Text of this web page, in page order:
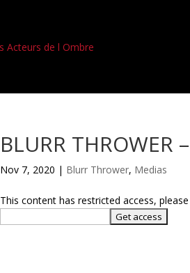
BLURR THROWER
Nov 7, 2020 | Blurr Thrower, Medias
This content has restricted access,